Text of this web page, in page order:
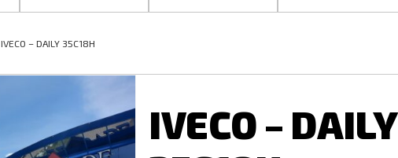
IVECO – DAILY 35C18H
IVECO – DAILY